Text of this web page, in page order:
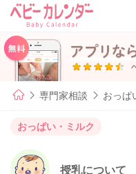
専門家相談 おっぱ
おっぱい・ミルク
授乳について